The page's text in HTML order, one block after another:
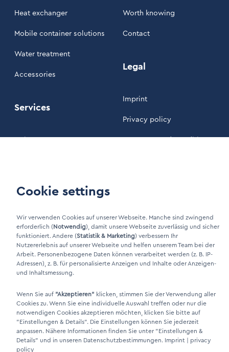
Heat exchanger
Mobile container solutions
Water treatment
Accessories
Services
Maintenance
Worth knowing
Contact
Legal
Imprint
Privacy policy
Our Terms and Conditions
Xing Link
DINO Dampferzeuger GmbH - Electric steam generators "Made in
Germany" 2026
Cookie settings
Wir verwenden Cookies auf unserer Webseite. Manche sind zwingend
erforderlich (Notwendig), damit unsere Webseite zuverlässig und sicher
funktioniert. Andere (Statistik & Marketing) verbessern Ihr
Nutzererlebnis auf unserer Webseite und helfen unserem Team bei der
Arbeit. Personenbezogene Daten können verarbeitet werden (z. B. IP-
Adressen), z. B. für personalisierte Anzeigen und Inhalte oder Anzeigen-
und Inhaltsmessung.
Wenn Sie auf "Akzeptieren" klicken, stimmen Sie der Verwendung aller
Cookies zu. Wenn Sie eine individuelle Auswahl treffen oder nur die
notwendigen Cookies akzeptieren möchten, klicken Sie bitte auf
"Einstellungen & Details". Die Einstellungen können Sie jederzeit
anpassen. Nähere Informationen finden Sie unter "Einstellungen &
Details" und in unseren Datenschutzbestimmungen. Imprint | privacy
policy